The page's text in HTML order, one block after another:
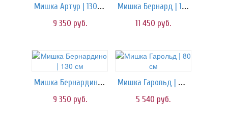
Мишка Артур | 130 см
9 350 руб.
Мишка Бернард | 150 см
11 450 руб.
Мишка Бернардино | 130 см
9 350 руб.
Мишка Гарольд | 80 см
5 540 руб.